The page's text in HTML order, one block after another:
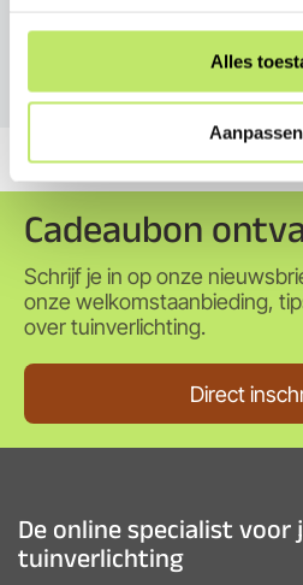
Alles
Aanpassen
Service
Cadeaubon
Schrijf je in op onze
onze welkomstaanbieding,
over tuinverlichting.
Direct
De online specialist voor
tuinverlichting